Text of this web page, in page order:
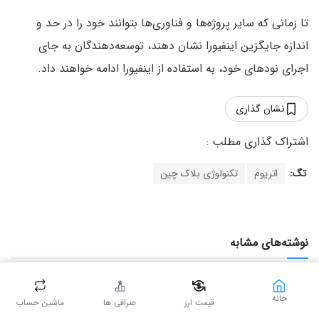
تا زمانی که سایر پروژه‌ها و فناوری‌ها بتوانند خود را در حد و
اندازه جایگزین اینفیورا نشان دهند، توسعه‌دهندگان به جای
اجرای نودهای خود، به استفاده از اینفیورا ادامه خواهند داد.
نشان گذاری
تگ: اتریوم تکنولوژی بلاک چین
نوشته‌های مشابه
خانه قیمت ارز صرافی ها ماشین حساب